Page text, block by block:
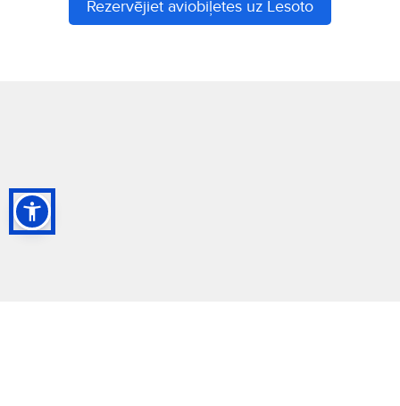
Rezervējiet aviobiļetes uz Lesoto